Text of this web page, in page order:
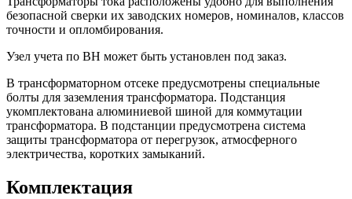
безопасной сверки их заводских номеров, номиналов, классов
точности и опломбирования.
Узел учета по ВН может быть установлен под заказ.
В трансформаторном отсеке предусмотрены специальные
болты для заземления трансформатора. Подстанция
укомплектована алюминиевой шиной для коммутации
трансформатора. В подстанции предусмотрена система
защиты трансформатора от перегрузок, атмосферного
электричества, коротких замыканий.
Комплектация